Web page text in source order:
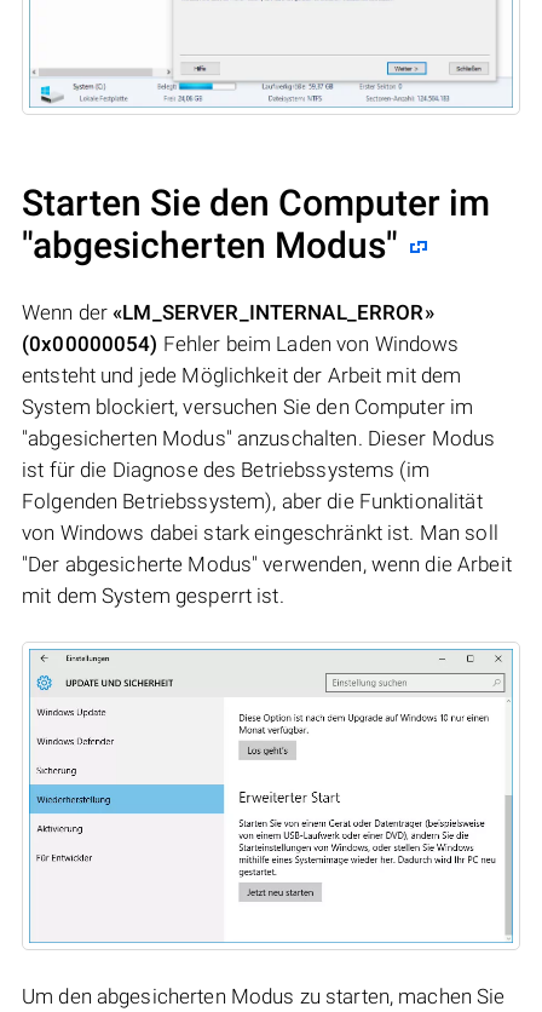
Starten Sie den Computer im
"abgesicherten Modus"
Wenn der«LM_SERVER_INTERNAL_ERROR»
(0x00000054) Fehler beim Laden von Windows
entsteht und jede Möglichkeit der Arbeit mit dem
System blockiert, versuchen Sie den Computer im
"abgesicherten Modus" anzuschalten. Dieser Modus
ist für die Diagnose des Betriebssystems (im
Folgenden Betriebssystem), aber die Funktionalität
von Windows dabei stark eingeschränkt ist. Man soll
"Der abgesicherte Modus" verwenden, wenn die Arbeit
mit dem System gesperrt ist.
Um den abgesicherten Modus zu starten, machen Sie